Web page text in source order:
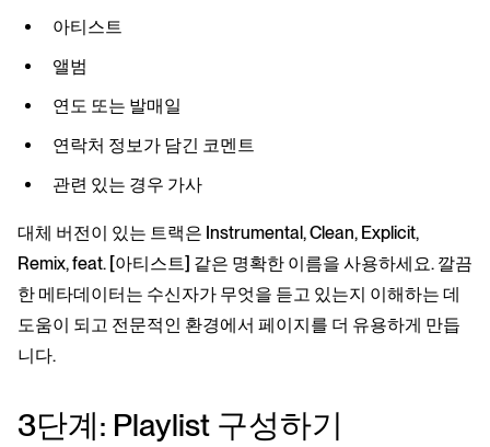
아티스트
앨범
연도 또는 발매일
연락처 정보가 담긴 코멘트
관련 있는 경우 가사
대체 버전이 있는 트랙은 Instrumental, Clean, Explicit,
Remix, feat. [아티스트] 같은 명확한 이름을 사용하세요. 깔끔
한 메타데이터는 수신자가 무엇을 듣고 있는지 이해하는 데
도움이 되고 전문적인 환경에서 페이지를 더 유용하게 만듭
니다.
3단계: Playlist 구성하기